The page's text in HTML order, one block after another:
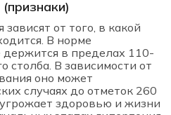
от того, в какой
В норме
в пределах 110-
столба. В зависимости от
оно может
случаях до отметок 260
здоровью и жизни